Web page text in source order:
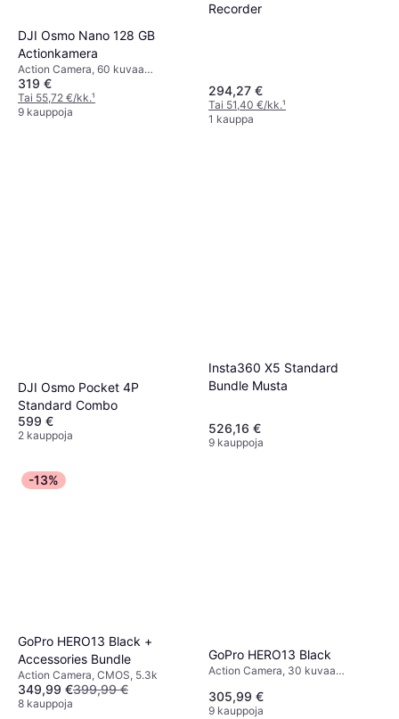
DJI Osmo Nano 128 GB
Actionkamera
Action Camera, 60 kuvaa
sekunnissa, 2160p (4K)
319 €
Tai 55,72 €/kk.¹
9 kauppoja
Recorder
294,27 €
Tai 51,40 €/kk.¹
1 kauppa
DJI Osmo Pocket 4P
Standard Combo
599 €
2 kauppoja
Insta360 X5 Standard
Bundle Musta
526,16 €
9 kauppoja
-13%
GoPro HERO13 Black +
Accessories Bundle
Action Camera, CMOS, 5.3k
349,99 €399,99 €
8 kauppoja
GoPro HERO13 Black
Action Camera, 30 kuvaa
305,99 €
9 kauppoja